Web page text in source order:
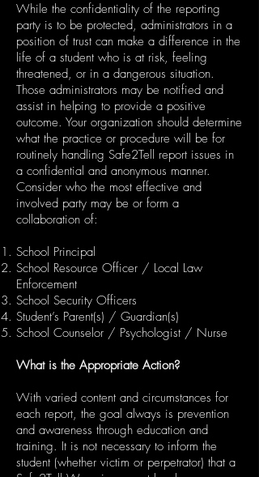
While the confidentiality of the reporting
party is to be protected, administrators in a
position of trust can make a difference in the
life of a student who is at risk, feeling
threatened, or in a dangerous situation.
Those administrators may be notified and
assist in helping to provide a positive
outcome. Your organization should determine
what the practice or procedure will be for
routinely handling Safe2Tell report issues in
a confidential and anonymous manner.
Consider who the most effective and
involved party may be or form a
collaboration of:
School Principal
School Resource Officer / Local Law
Enforcement
School Security Officers
Student’s Parent(s) / Guardian(s)
School Counselor / Psychologist / Nurse
What is the Appropriate Action?
With varied content and circumstances for
each report, the goal always is prevention
and awareness through education and
training. It is not necessary to inform the
student (whether victim or perpetrator) that a